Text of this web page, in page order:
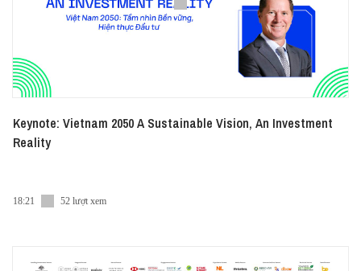
Keynote: Vietnam 2050 A Sustainable Vision, An Investment
Reality
18:21 52 lượt xem